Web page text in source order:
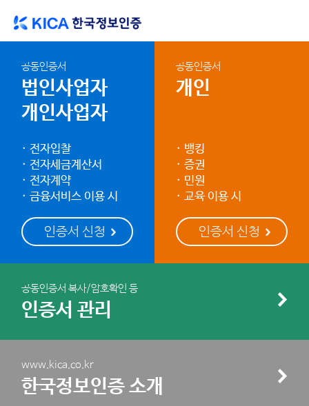
공동인증서
법인사업자
개인사업자
전자입찰
전자세금계산서
전자계약
금융서비스 이용 시
공동인증서
개인
뱅킹
증권
민원
교육 이용 시
공동인증서 복사/암호확인 등
인증서 관리
www.kica.co.kr
한국정보인증 소개